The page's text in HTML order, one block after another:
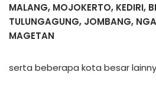
MALANG, MOJOKERTO, KEDIRI,
TULUNGAGUNG, JOMBANG,
MAGETAN
serta beberapa kota besar